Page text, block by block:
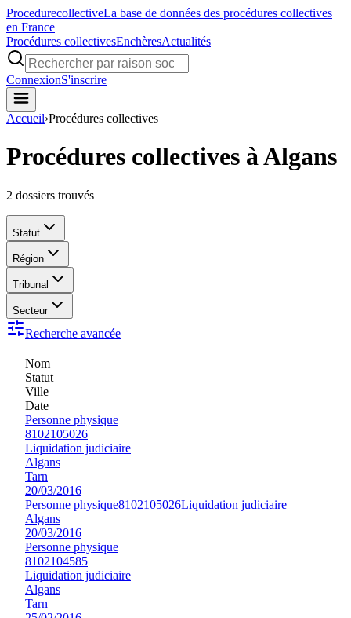
ProcedurecollectiveLa base de données des procédures collectives
en France
Procédures collectivesEnchèresActualités
ConnexionS'inscrire
Accueil›Procédures collectives
Procédures collectives à Algans
2 dossiers trouvés
Statut
Région
Tribunal
Secteur
Recherche avancée
Nom
Statut
Ville
Date
Personne physique
8102105026
Liquidation judiciaire
Algans
Tarn
20/03/2016
Personne physique8102105026Liquidation judiciaire
Algans
20/03/2016
Personne physique
8102104585
Liquidation judiciaire
Algans
Tarn